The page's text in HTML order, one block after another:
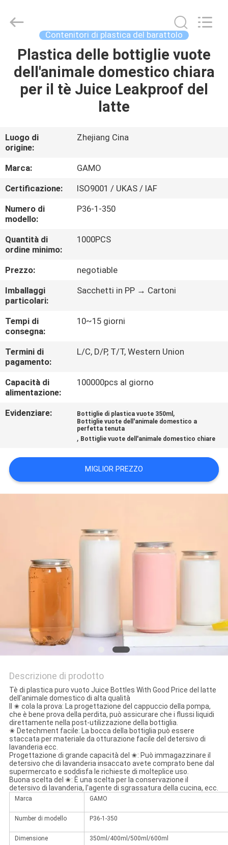
CASA
PRODOTTI
NOI
GIRO
DELLA
FABBRICA
CONTROLLO
DI
QUALITÀ
MAPPA
DEL
SITO
PRIVACY
POLICY
GAMO
INDUSTRY
Reserved.
Contenitori di plastica del barattolo
Plastica delle bottiglie vuote
dell'animale domestico chiara
per il tè Juice Leakproof del
latte
Luogo di
origine:
Zhejiang Cina
Marca:
GAMO
Certificazione:
ISO9001 / UKAS / IAF
Numero di
modello:
P36-1-350
Quantità di
ordine minimo:
1000PCS
Prezzo:
negotiable
Imballaggi
particolari:
Sacchetti in PP → Cartoni
Tempi di
consegna:
10~15 giorni
Termini di
pagamento:
L/C, D/P, T/T, Western Union
Capacità di
alimentazione:
100000pcs al giorno
Evidenziare: Bottiglie di plastica vuote 350ml ,
Bottiglie vuote dell'animale domestico a
perfetta tenuta
, Bottiglie vuote dell'animale domestico chiare
MIGLIOR PREZZO
Descrizione di prodotto
Tè di plastica puro vuoto Juice Bottles With Good Price del latte
dell'animale domestico di alta qualità
Il ✬ cola la prova: La progettazione del cappuccio della pompa,
che è bene prova della perdita, può assicurare che i flussi liquidi
direttamente nella post-utilizzazione della bottiglia.
✬ Detechment facile: La bocca della bottiglia può essere
staccata per materiale da otturazione facile del detersivo di
lavanderia ecc.
Progettazione di grande capacità del ✬: Può immagazzinare il
detersivo che di lavanderia insaccato avete comprato bene dal
supermercato e soddisfa le richieste di molteplice uso.
Buona scelta del ✬: È una scelta per la conservazione il
detersivo di lavanderia, l'agente di sgrassatura della cucina, ecc.
Marca GAMO
Number di modello P36-1-350
Dimensione 350ml/400ml/500ml/600ml